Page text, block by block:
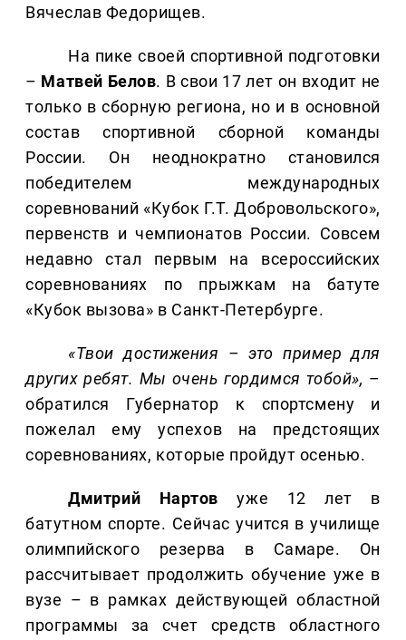
Вячеслав Федорищев.
На пике своей спортивной подготовки
– Матвей Белов. В свои 17 лет он входит не
только в сборную региона, но и в основной
состав спортивной сборной команды
России. Он неоднократно становился
победителем международных
соревнований «Кубок Г.Т. Добровольского»,
первенств и чемпионатов России. Совсем
недавно стал первым на всероссийских
соревнованиях по прыжкам на батуте
«Кубок вызова» в Санкт-Петербурге.
«Твои достижения – это пример для
других ребят. Мы очень гордимся тобой», –
обратился Губернатор к спортсмену и
пожелал ему успехов на предстоящих
соревнованиях, которые пройдут осенью.
Дмитрий Нартов уже 12 лет в
батутном спорте. Сейчас учится в училище
олимпийского резерва в Самаре. Он
рассчитывает продолжить обучение уже в
вузе – в рамках действующей областной
программы за счет средств областного